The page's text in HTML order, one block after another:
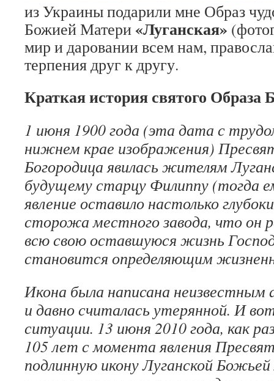
из Украины подарили мне Образ
Божией Матери «Луганская»
мир и даровании всем нам,
терпения друг к другу.
Краткая история святого
1 июня 1900 года (эта дата с
нижнем крае изображения)
Богородица явилась жителям
будущему старцу Филиппу (тогда
явление оставило настолько
сторожа местного завода, что он
всю свою оставшуюся жизнь
становится определяющим
Икона была написана неизвестным
и давно считалась утерянной. И
ситуации. 13 июня 2010 года, как
105 лет с момента явления
подлинную икону Луганской